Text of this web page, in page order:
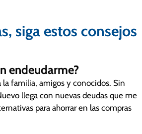
siga estos consejos
endeudarme?
la familia, amigos y conocidos. Sin
llega con nuevas deudas que me
para ahorrar en las compras